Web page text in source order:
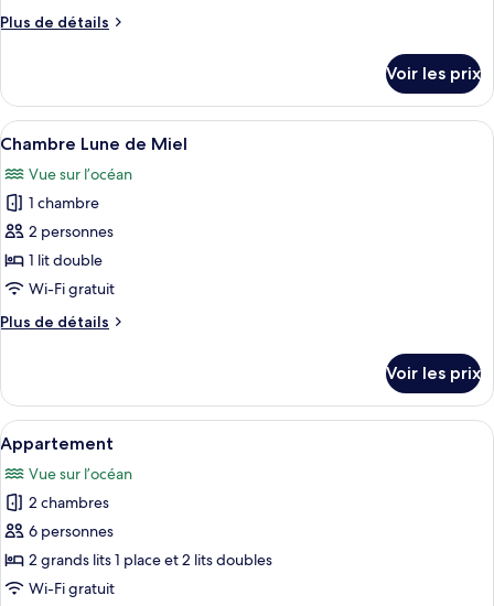
chambre :
Plus de détails
Plus
le
type
de
Chambre
Standard
Voir les prix
Afficher
toutes
les
photos
pour
ce
type
chambre :
de
Miel
Une maison de plage moderne
4
Chambre Lune de Miel
Vue sur l’océan
1 chambre
2 personnes
1 lit double
Wi-Fi gratuit
Plus de détails
Plus
le
type
de
chambre
Chambre
Lune
de
Miel
Voir les prix
Afficher
toutes
les
photos
pour
ce
type
Une chambre à coucher avec une
4
Appartement
Vue sur l’océan
2 chambres
6 personnes
2 grands lits 1 place et 2 lits doubles
Wi-Fi gratuit